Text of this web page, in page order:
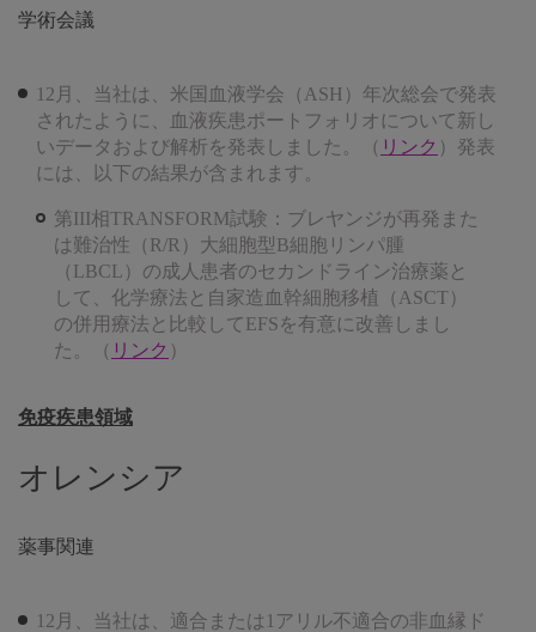
学術会議
12月、当社は、米国血液学会（ASH）年次総会で発表
されたように、血液疾患ポートフォリオについて新し
いデータおよび解析を発表しました。（ リンク ）発表
には、以下の結果が含まれます。
第III相TRANSFORM試験：ブレヤンジが再発また
は難治性（R/R）大細胞型B細胞リンパ腫
（LBCL）の成人患者のセカンドライン治療薬と
して、化学療法と自家造血幹細胞移植（ASCT）
の併用療法と比較してEFSを有意に改善しまし
た。（ リンク ）
免疫疾患領域
オレンシア
薬事関連
12月、当社は、適合または1アリル不適合の非血縁ド